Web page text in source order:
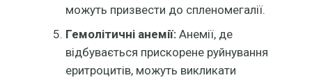
можуть призвести до спленомегалії.
Гемолітичні анемії:Анемії, де
відбувається прискорене руйнування
еритроцитів, можуть викликати